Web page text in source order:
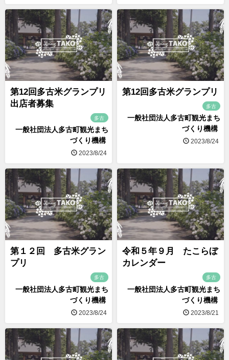
第12回多古米グランプリ
出店者募集
多古
一般社団法人多古町観光まち
づくり機構
2023/8/24
第12回多古米グランプリ
多古
一般社団法人多古町観光まち
づくり機構
2023/8/24
第１２回 多古米グラン
プリ
多古
一般社団法人多古町観光まち
づくり機構
2023/8/24
令和５年９月 たこらぼ
カレンダー
多古
一般社団法人多古町観光まち
づくり機構
2023/8/21